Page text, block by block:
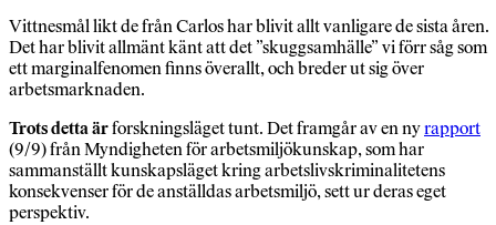
Vittnesmål likt de från Carlos har blivit allt vanligare de sista åren.
Det har blivit allmänt känt att det ”skuggsamhälle” vi förr såg som
ett marginalfenomen finns överallt, och breder ut sig över
arbetsmarknaden.
Trots detta ärforskningsläget tunt. Det framgår av en nyrapport
(9/9) från Myndigheten för arbetsmiljökunskap, som har
sammanställt kunskapsläget kring arbetslivskriminalitetens
konsekvenser för de anställdas arbetsmiljö, sett ur deras eget
perspektiv.